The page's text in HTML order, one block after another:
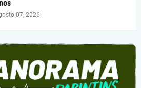
07, 2026